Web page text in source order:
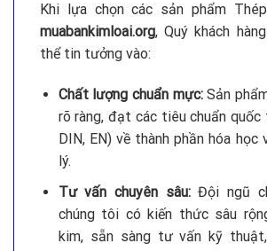
Khi lựa chọn các sản phẩm
muabankimloai.org, Quý khách
thể tin tưởng vào:
Chất lượng chuẩn mực:Sản
rõ ràng, đạt các tiêu chuẩn quốc
DIN, EN) về thành phần hóa
lý.
Tư vấn chuyên sâu:Đội ngũ
chúng tôi có kiến thức sâu
kim, sẵn sàng tư vấn kỹ